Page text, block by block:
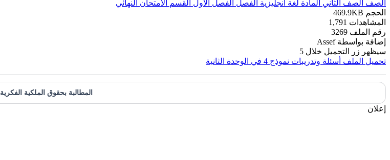
الصف الصف الثاني المادة لغة انجليزية الفصل الفصل الأول القسم الامتحان النهائي
الحجم 469.9KB
المشاهدات 1,791
رقم الملف 3269
إضافة بواسطة Assef
سيظهر زر التحميل خلال 5
تحميل الملف أسئلة وتدريبات نموذج 4 في الوحدة الثانية
المطالبة بحقوق الملكية الفكرية
إعلان